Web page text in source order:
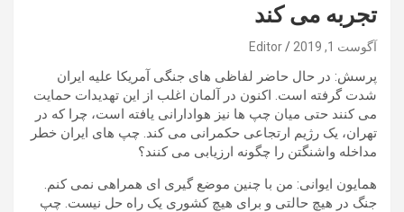
تجربه می کند
آگوست 1, 2019 Editor
پرسش: در حال حاضر لفاظی های جنگی آمریکا علیه ایران
شدت گرفته است. اکنون در آلمان اغلب از این تهدیدات حمایت
می کنند حتی میان چپ ها نیز هوادارانی یافته است، چرا که در
تهران، یک رژیم ارتجاعی حکمرانی می کند. چپ های ایران خطر
مداخله واشنگتن را چگونه ارزیابی می کنند؟
همایون ایوانی: من با چنین موضع گیری ای همراهی نمی کنم.
جنگ در هیچ حالتی و برای هیچ کشوری یک راه حل نیست. چپ